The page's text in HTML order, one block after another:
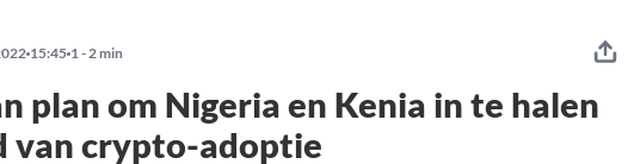
15:45 1 - 2 min
plan om Nigeria en Kenia in te halen
van crypto-adoptie